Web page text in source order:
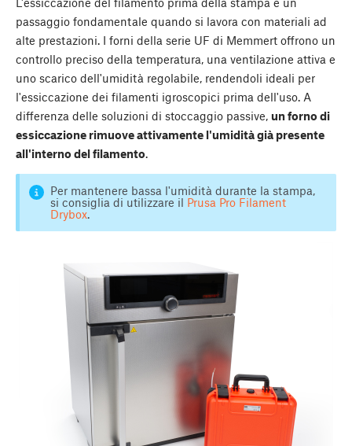
passaggio fondamentale quando si lavora con materiali ad
alte prestazioni. I forni della serie UF di Memmert offrono un
controllo preciso della temperatura, una ventilazione attiva e
uno scarico dell'umidità regolabile, rendendoli ideali per
l'essiccazione dei filamenti igroscopici prima dell'uso. A
differenza delle soluzioni di stoccaggio passive, un forno di
essiccazione rimuove attivamente l'umidità già presente
all'interno del filamento.
Per mantenere bassa l'umidità durante la stampa,
si consiglia di utilizzare il Prusa Pro Filament
Drybox.